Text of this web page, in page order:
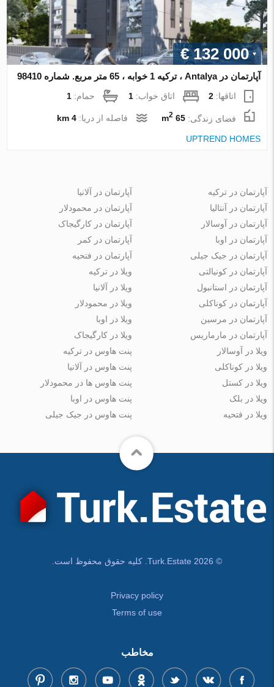
€ 132 000
آپارتمان در Antalya ، ترکیه 1 خوابه ، 65 متر مربع. شماره 98410
اتاقها:2 اتاق خواب:1 حمام:1
فضای زندگی:65 m
2 فاصله از دریا:4 km
UPTREND HOMES
آپارتمان در ترکیه
آپارتمان در آنتالیا
آپارتمان در آوسالار
آپارتمان در اوبا
آپارتمان در جیک جیلی
آپارتمان در آلانیا
آپارتمان در محمودلار
آپارتمان در کارگیجاک
آپارتمان در کمر
آپارتمان در فتحیه
آپارتمان در کونیالتی
آپارتمان در استانبول
آپارتمان در کوناکلی
آپارتمان در مرسین
آپارتمان در مارماریس
ویلا در ترکیه
ویلا در آلانیا
ویلا در محمودلار
ویلا در اوبا
ویلا در کارگیجاک
ویلا در آوسالار
ویلا در کوناکلی
ویلا در کستل
ویلا در بلک
ویلا در فتحیه
پنت هاوس در ترکیه
پنت هاوس در آلانیا
پنت هاوس ها در محمودلار
پنت هاوس در اوبا
پنت هاوس در جیک جیلی
© Turk.Estate 2026. کلیه حقوق محفوظ است.
Privacy policy
Terms of use
مخاطب